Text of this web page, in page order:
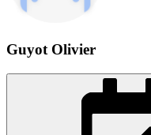
Guyot Olivier